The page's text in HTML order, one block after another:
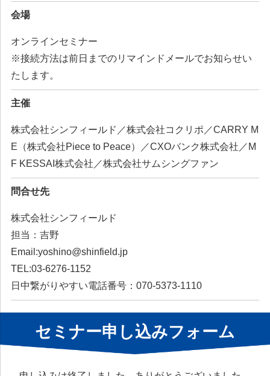
会場
オンラインセミナー
※接続方法は前日までのリマインドメールでお知らせい
たします。
主催
株式会社シンフィールド／株式会社コクリポ／CARRY M
E（株式会社Piece to Peace）／CXOバンク株式会社／M
F KESSAI株式会社／株式会社サムシングファン
問合せ先
株式会社シンフィールド
担当：吉野
Email:yoshino@shinfield.jp
TEL:03-6276-1152
日中繋がりやすい電話番号：070-5373-1110
セミナー申し込みフォーム